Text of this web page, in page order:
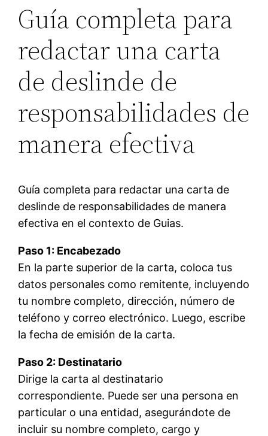
Guía completa para
redactar una carta
de deslinde de
responsabilidades de
manera efectiva
Guía completa para redactar una carta de
deslinde de responsabilidades de manera
efectiva en el contexto de Guias.
Paso 1: Encabezado
En la parte superior de la carta, coloca tus
datos personales como remitente, incluyendo
tu nombre completo, dirección, número de
teléfono y correo electrónico. Luego, escribe
la fecha de emisión de la carta.
Paso 2: Destinatario
Dirige la carta al destinatario
correspondiente. Puede ser una persona en
particular o una entidad, asegurándote de
incluir su nombre completo, cargo y